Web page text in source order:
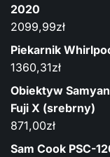
2020
2099,99zł
Piekarnik
1360,31zł
Obiektyw
Fuji X (srebrny)
871,00zł
Sam Cook PSC-